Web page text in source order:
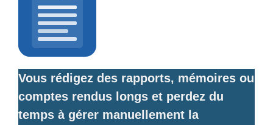
Vous rédigez des rapports, mémoires ou
comptes rendus longs et perdez du
temps à gérer manuellement la